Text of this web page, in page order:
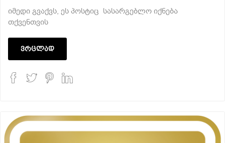
იმედი გვაქვს, ეს პოსტიც სასარგებლო იქნება
თქვენთვის
ვრცლად